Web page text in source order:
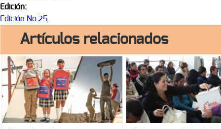
Edición:
Edición No.25
Artículos relacionados